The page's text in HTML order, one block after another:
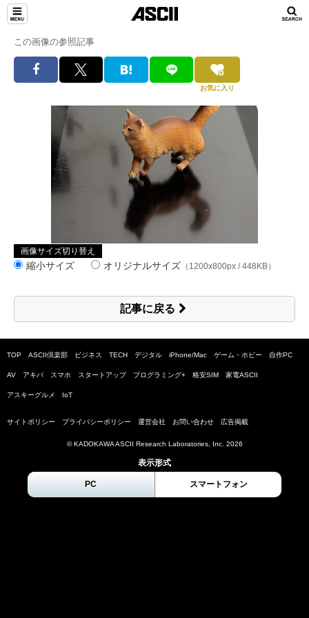
この画像の参照記事
お気に入り
画像サイズ切り替え
縮小サイズ オリジナルサイズ （1200x800px / 448KB）
記事に戻る
TOP ASCII倶楽部 ビジネス TECH デジタル iPhone/Mac ゲーム・ホビー 自作PC
AV アキバ スマホ スタートアップ プログラミング+ 格安SIM 家電ASCII
アスキーグルメ IoT
サイトポリシー プライバシーポリシー 運営会社 お問い合わせ 広告掲載
© KADOKAWA ASCII Research Laboratories, Inc. 2026
表示形式
PC スマートフォン